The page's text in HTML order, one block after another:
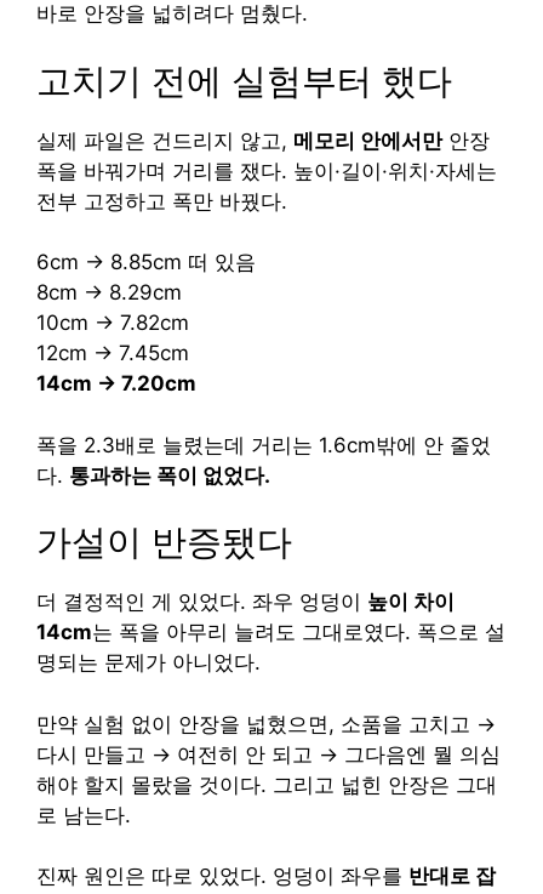
바로 안장을 넓히려다 멈췄다.
고치기 전에 실험부터 했다
실제 파일은 건드리지 않고, 메모리 안에서만안장
폭을 바꿔가며 거리를 쟀다. 높이·길이·위치·자세는
전부 고정하고 폭만 바꿨다.
6cm → 8.85cm 떠 있음
8cm → 8.29cm
10cm → 7.82cm
12cm → 7.45cm
14cm → 7.20cm
폭을 2.3배로 늘렸는데 거리는 1.6cm밖에 안 줄었
다. 통과하는 폭이 없었다.
가설이 반증됐다
더 결정적인 게 있었다. 좌우 엉덩이 높이 차이
14cm는 폭을 아무리 늘려도 그대로였다. 폭으로 설
명되는 문제가 아니었다.
만약 실험 없이 안장을 넓혔으면, 소품을 고치고 →
다시 만들고 → 여전히 안 되고 → 그다음엔 뭘 의심
해야 할지 몰랐을 것이다. 그리고 넓힌 안장은 그대
로 남는다.
진짜 원인은 따로 있었다. 엉덩이 좌우를 반대로 잡